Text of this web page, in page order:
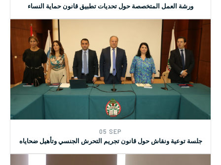
17 AUG
ورشة العمل المتخصصة حول تحديات تطبيق قانون حماية النساء